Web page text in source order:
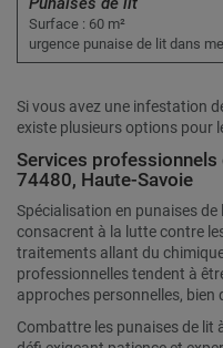
Surface : 60 m²
urgence punaise de lit dans
Si vous avez une infestation
existe plusieurs options pour
Services
74480, Haute-Savoie
Spécialisation en punaises de
consacrent à la lutte contre
traitements allant du
professionnelles tendent à
approches personnelles, bien
Combattre les punaises de lit